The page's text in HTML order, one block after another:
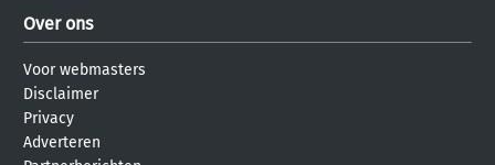
Over ons
Voor webmasters
Disclaimer
Privacy
Adverteren